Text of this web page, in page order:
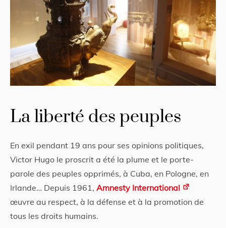
La liberté des peuples
En exil pendant 19 ans pour ses opinions politiques,
Victor Hugo le proscrit a été la plume et le porte-
parole des peuples opprimés, à Cuba, en Pologne, en
Irlande… Depuis 1961, Amnesty International
œuvre au respect, à la défense et à la promotion de
tous les droits humains.